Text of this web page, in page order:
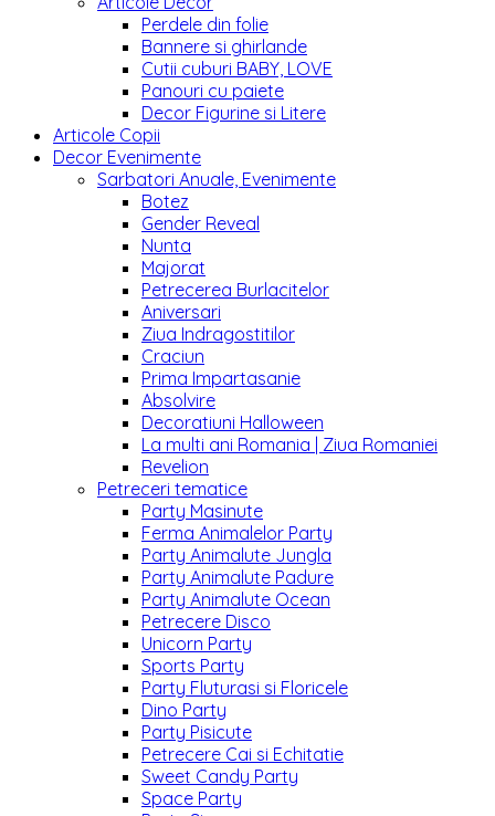
Perdele din folie
Bannere si ghirlande
Cutii cuburi BABY, LOVE
Panouri cu paiete
Decor Figurine si Litere
Articole Copii
Decor Evenimente
Sarbatori Anuale, Evenimente
Botez
Gender Reveal
Nunta
Majorat
Petrecerea Burlacitelor
Aniversari
Ziua Indragostitilor
Craciun
Prima Impartasanie
Absolvire
Decoratiuni Halloween
La multi ani Romania | Ziua Romaniei
Revelion
Petreceri tematice
Party Masinute
Ferma Animalelor Party
Party Animalute Jungla
Party Animalute Padure
Party Animalute Ocean
Petrecere Disco
Unicorn Party
Sports Party
Party Fluturasi si Floricele
Dino Party
Party Pisicute
Petrecere Cai si Echitatie
Sweet Candy Party
Space Party